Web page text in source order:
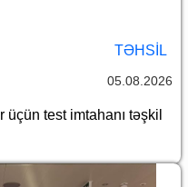
TƏHSIL
05.08.2026
üçün test imtahanı təşkil